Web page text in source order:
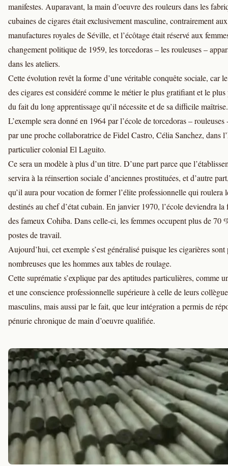
manifestes. Auparavant, la main d’oeuvre des rouleurs dans les
cubaines de cigares était exclusivement masculine, contrairement aux
manufactures royales de Séville, et l’écôtage était réservé aux
changement politique de 1959, les torcedoras – les rouleuses –
dans les ateliers.
Cette évolution revêt la forme d’une véritable conquête sociale, car
des cigares est considéré comme le métier le plus gratifiant et le
du fait du long apprentissage qu’il nécessite et de sa difficile maîtrise.
L’exemple sera donné en 1964 par l’école de torcedoras – rouleuses
par une proche collaboratrice de Fidel Castro, Célia Sanchez, dans
particulier colonial El Laguito.
Ce sera un modèle à plus d’un titre. D’une part parce que
servira à la réinsertion sociale d’anciennes prostituées, et d’autre
qu’il aura pour vocation de former l’élite professionnelle qui roulera
destinés au chef d’état cubain. En janvier 1970, l’école deviendra la
des fameux Cohiba. Dans celle-ci, les femmes occupent plus de 70
postes de travail.
Aujourd’hui, cet exemple s’est généralisé puisque les cigarières sont
nombreuses que les hommes aux tables de roulage.
Cette suprématie s’explique par des aptitudes particulières, comme
et une conscience professionnelle supérieure à celle de leurs
masculins, mais aussi par le fait, que leur intégration a permis de
pénurie chronique de main d’oeuvre qualifiée.